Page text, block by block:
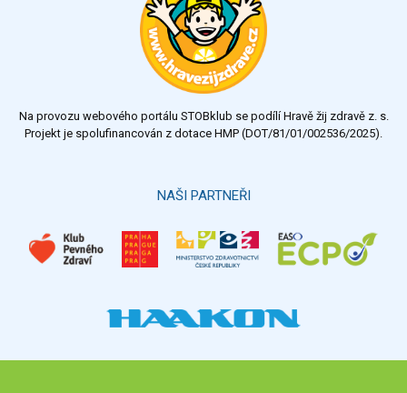
Výsledky Všechny ankety
Na provozu webového portálu STOBklub se podílí Hravě žij zdravě z. s.
Projekt je spolufinancován z dotace HMP (DOT/81/01/002536/2025).
NAŠI PARTNEŘI